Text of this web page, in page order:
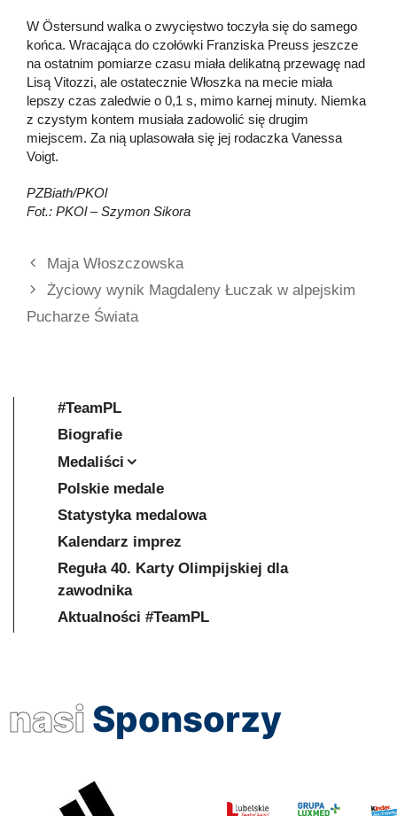
W Östersund walka o zwycięstwo toczyła się do samego
końca. Wracająca do czołówki Franziska Preuss jeszcze
na ostatnim pomiarze czasu miała delikatną przewagę nad
Lisą Vitozzi, ale ostatecznie Włoszka na mecie miała
lepszy czas zaledwie o 0,1 s, mimo karnej minuty. Niemka
z czystym kontem musiała zadowolić się drugim
miejscem. Za nią uplasowała się jej rodaczka Vanessa
Voigt.
PZBiath/PKOl
Fot.: PKOl – Szymon Sikora
Maja Włoszczowska
Życiowy wynik Magdaleny Łuczak w alpejskim
Pucharze Świata
#TeamPL
Biografie
Medaliści
Polskie medale
Statystyka medalowa
Kalendarz imprez
Reguła 40. Karty Olimpijskiej dla
zawodnika
Aktualności #TeamPL
nasi Sponsorzy